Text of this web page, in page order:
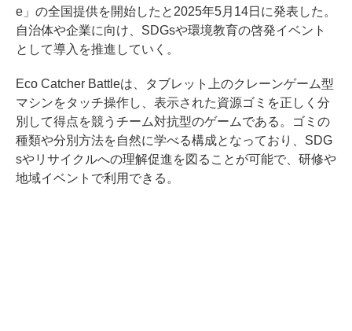
e」の全国提供を開始したと2025年5月14日に発表した。
自治体や企業に向け、SDGsや環境教育の啓発イベント
として導入を推進していく。
Eco Catcher Battleは、タブレット上のクレーンゲーム型
マシンをタッチ操作し、表示された資源ゴミを正しく分
別して得点を競うチーム対抗型のゲームである。ゴミの
種類や分別方法を自然に学べる構成となっており、SDG
sやリサイクルへの理解促進を図ることが可能で、研修や
地域イベントで利用できる。